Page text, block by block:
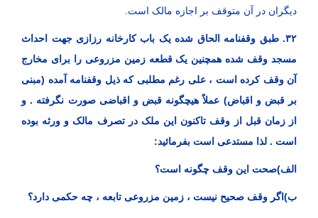
دیگران در آن متوقف بر اجازه مالک است.
۳۲. طبق وقفنامه الحاق شده یک باب کارخانه رزازی جهت احداث
مسجد وقف شده همچنین یک قطعه زمین مزروعی را برای مخارج
آن وقف کرده است ، علی رغم مطلبی که ذیل وقفنامه آمده (مبنی
بر قبض و اقباض) عملاً هیچگونه قبض و اقباضی صورت نگرفته . و
از زمان قبل از وقف تاکنون این ملک در تصرف مالک و ورثه بوده
است . لذا مستدعی است بفرمائید:
الف)صحت این وقف چگونه است؟
ب)اگر وقف صحیح نیست ، زمین مزروعی تابعه ، چه حکمی دارد؟